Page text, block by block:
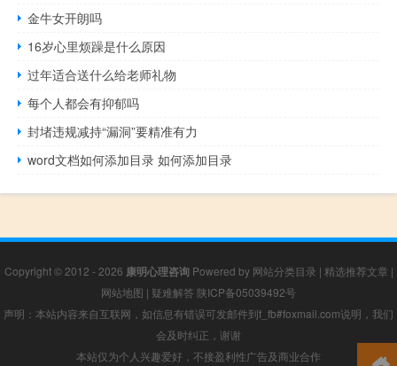
金牛女开朗吗
16岁心里烦躁是什么原因
过年适合送什么给老师礼物
每个人都会有抑郁吗
封堵违规减持“漏洞”要精准有力
word文档如何添加目录 如何添加目录
Copyright © 2012 - 2026 康明心理咨询Powered by 网站分类目录 | 精选推荐文章 |
网站地图 | 疑难解答 陕ICP备05039492号
声明：本站内容来自互联网，如信息有错误可发邮件到f_fb#foxmail.com说明，我们
会及时纠正，谢谢
本站仅为个人兴趣爱好，不接盈利性广告及商业合作